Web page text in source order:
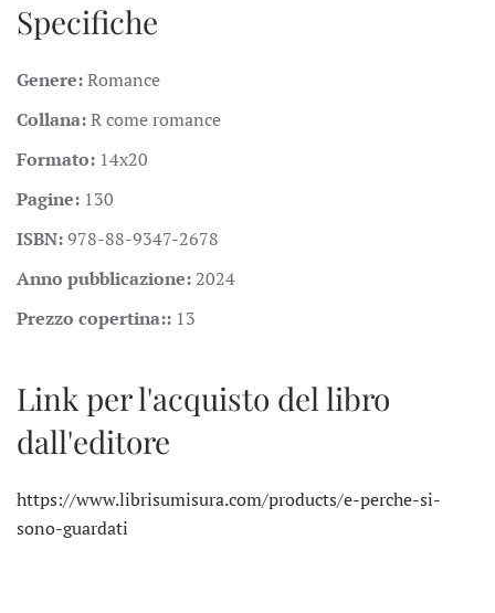
Specifiche
Genere:Romance
Collana:R come romance
Formato: 14x20
Pagine: 130
ISBN:978-88-9347-2678
Anno pubblicazione: 2024
Prezzo copertina:: 13
Link per l'acquisto del libro
dall'editore
https://www.librisumisura.com/products/e-perche-si-
sono-guardati